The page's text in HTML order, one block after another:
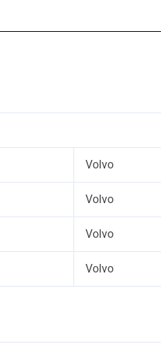
Volvo
Volvo
Volvo
Volvo